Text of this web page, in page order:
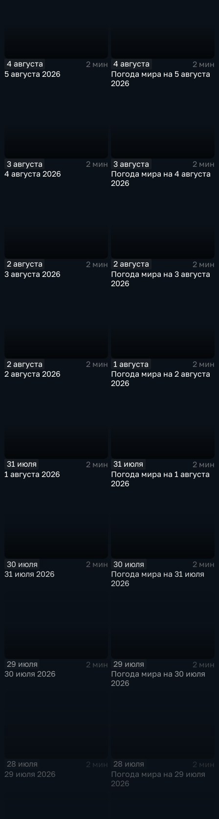
4 августа
2 мин
5 августа 2026
4 августа
2 мин
Погода мира на 5 августа
2026
3 августа
2 мин
4 августа 2026
3 августа
2 мин
Погода мира на 4 августа
2026
2 августа
2 мин
3 августа 2026
2 августа
2 мин
Погода мира на 3 августа
2026
2 августа
2 мин
2 августа 2026
1 августа
2 мин
Погода мира на 2 августа
2026
31 июля
2 мин
1 августа 2026
31 июля
2 мин
Погода мира на 1 августа
2026
30 июля
2 мин
31 июля 2026
30 июля
2 мин
Погода мира на 31 июля
2026
29 июля
2 мин
30 июля 2026
29 июля
2 мин
Погода мира на 30 июля
2026
28 июля
2 мин
29 июля 2026
28 июля
2 мин
Погода мира на 29 июля
2026